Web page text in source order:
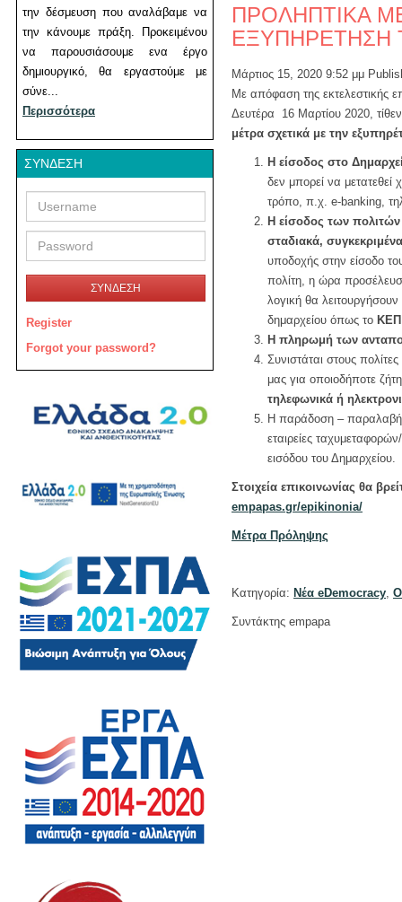
την δέσμευση που αναλάβαμε να
την κάνουμε πράξη. Προκειμένου
να παρουσιάσουμε ενα έργο
δημιουργικό, θα εργαστούμε με
σύνε...
Περισσότερα
ΣΎΝΔΕΣΗ
ΣΥΝΔΕΣΗ
Register
Forgot your password?
ΠΡΟΛΗΠΤΙΚΑ
ΕΞΥΠΗΡΕΤΗΣΗ
Μάρτιος 15, 2020 9:52 μμ
Με απόφαση της εκτελεστικής
Δευτέρα 16 Μαρτίου 2020,
μέτρα σχετικά με την
Η είσοδος στο
δεν μπορεί να μετατεθεί
τρόπο, π.χ. e-banking,
Η είσοδος των
σταδιακά,
υποδοχής στην είσοδο
πολίτη, η ώρα
λογική θα λειτουργήσουν
δημαρχείου όπως το ΚΕΠ
Η πληρωμή των
Συνιστάται στους
μας για οποιοδήποτε
τηλεφωνικά ή
Η παράδοση – παραλαβή
εταιρείες
εισόδου του Δημαρχείου.
Στοιχεία επικοινωνίας θα
empapas.gr/epikinonia/
Μέτρα Πρόληψης
Κατηγορία: Νέα eDemocracy,
Συντάκτης empapa